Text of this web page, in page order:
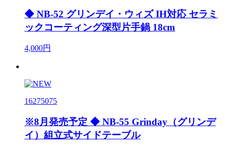
◆ NB-52 グリンデイ・ウィズ IH対応 セラミ
ックコーティング深型片手鍋 18cm
4,000円
16275075
※8月発売予定 ◆ NB-55 Grinday（グリンデ
イ）組立式サイドテーブル